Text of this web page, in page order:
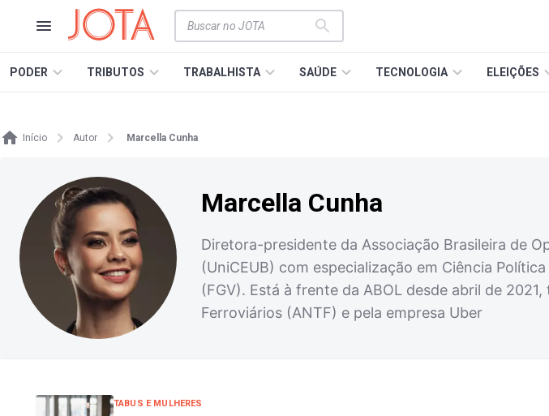
PODER TRIBUTOS TRABALHISTA SAÚDE TECNOLOGIA ELEIÇÕES
Início Autor Marcella Cunha
Marcella Cunha
Diretora-presidente da Associação Brasileira de
(UniCEUB) com especialização em Ciência
(FGV). Está à frente da ABOL desde abril de
Ferroviários (ANTF) e pela empresa Uber
TABUS E MULHERES